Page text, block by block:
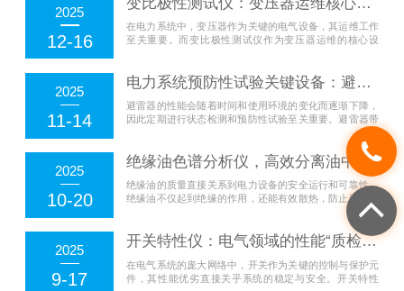
2025
12-16
在电力系统中，变压器作为关键的电气设备，其运维工作
至关重要。而变比极性测试仪作为变压器运维的核心设
2025
11-14
电力系统预防性试验关键设备：避雷器带电测试仪在状态检修中的应用价值分析
避雷器的性能会随着时间和使用环境的变化而逐渐下降，
因此定期进行状态检测和预防性试验至关重要。避雷器带
电测试仪作为一种检测工具，能够在不停电的情况下对避
2025
10-20
绝缘油色谱分析仪，高效分离油中气体，数据可靠
绝缘油的质量直接关系到电力设备的安全运行和可靠性。
绝缘油不仅起到绝缘的作用，还能有效散热，防止设备过
热。然而，随着时间的推移和设备的运行，绝缘油中可能
2025
9-17
开关特性仪：电气领域的性能“质检员”
在电气系统的庞大网络中，开关作为关键的控制与保护元
件，其性能优劣直接关乎系统的稳定与安全。开关特性